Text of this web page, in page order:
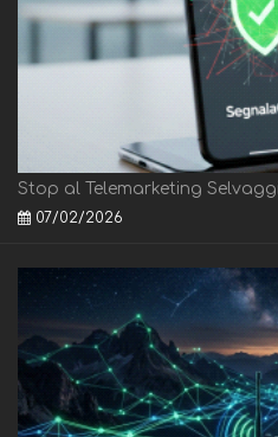
Stop al Telemarketing
07/02/2026